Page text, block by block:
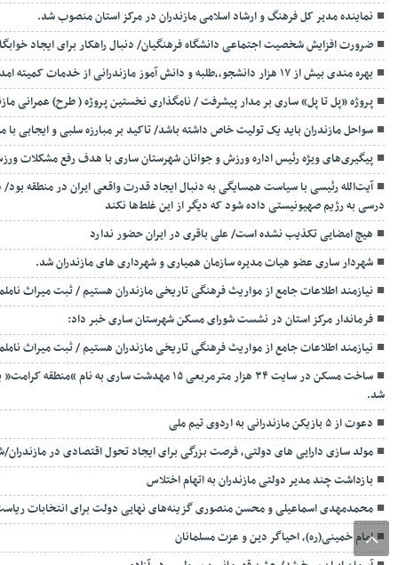
نماینده مدیر کل فرهنگ و ارشاد اسلامی مازندران در مرکز استان منصوب شد.
ضرورت افزایش شخصیت اجتماعی دانشگاه فرهنگیان/ دنبال راهکار برای ایجاد
بهره مندی بیش از ۱۷ هزار دانشجو،،طلبه و دانش آموز مازندرانی از خدمات کمیته امداد
پروژه «پل تا پل» ساری بر مدار پیشرفت / نامگذاری نخستین پروژه ( طرح) عمرانی
سواحل مازندران باید یک تولیت خاص داشته باشد/ تاکید بر مبارزه سلبی و ایجابی
پیگیری‌های ویژه رئیس اداره ورزش و جوانان شهرستان ساری با هدف رفع مشکلات
آیت‌الله رئیسی با سیاست همسایگی به دنبال ایجاد قدرت واقعی ایران در منطقه
درسی به رژیم صهیونیستی داده شود که دیگر از این غلط‌ها نکند
هیچ امضایی تکذیب نشده است/ علی باقری در ایران حضور ندارد
شهردار ساری عضو هیات مدیره سازمان همیاری و شهرداری های مازندران شد.
نیازمند اطلاعات جامع از مواریث فرهنگی تاریخی مازندران هستیم / ثبت میراث
فرماندار مرکز استان در نشست شورای مسکن شهرستان ساری خبر داد:
نیازمند اطلاعات جامع از مواریث فرهنگی تاریخی مازندران هستیم / ثبت میراث
ساخت مسکن در سایت ۳۴ هزار مترمربعی ۱۵ مهدشت
شد.
دعوت از ۵ بازیکن مازندرانی به اردوی تیم ملی
مولد سازی دارایی های دولتی، فرصت بزرگی برای ایجاد تحول اقتصادی در مازندران/شناسایی ۱۷۴ ملک مازاد
بازداشت چند مدیر دولتی مازندران به اتهام اختلاس
محمدمهدی اسماعیلی و محسن منصوری گزینه‌های نهایی دولت برای انتخابات
امام خمینی(ره)، احیاگر دین و عزت مسلمانان